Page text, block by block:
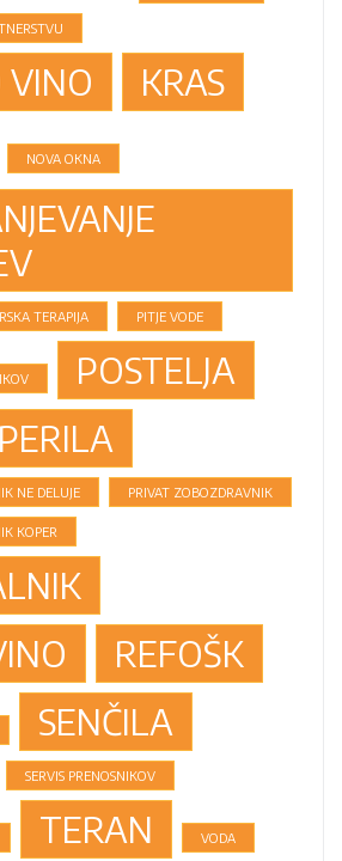
VINO
KRAS
NOVA OKNA
TERAPIJA PITJE VODE
POSTELJA
NE DELUJE PRIVAT ZOBOZDRAVNIK
KOPER
REFOŠK
SENČILA
SERVIS PRENOSNIKOV
TERAN VODA